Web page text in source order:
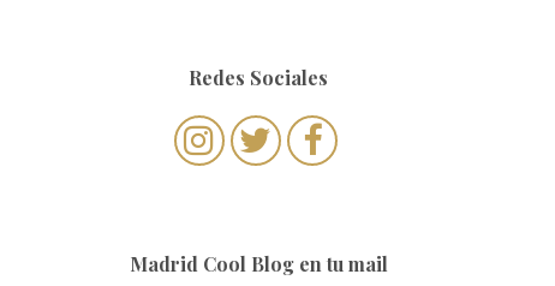
Redes Sociales
Madrid Cool Blog en tu mail